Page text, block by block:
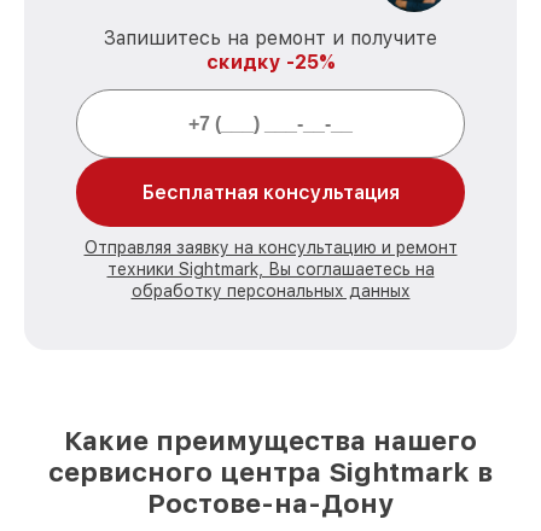
Запишитесь на ремонт и получите
скидку -25%
Бесплатная консультация
Отправляя заявку на консультацию и ремонт
техники Sightmark, Вы соглашаетесь на
обработку персональных данных
Какие преимущества нашего
сервисного центра Sightmark в
Ростове-на-Дону